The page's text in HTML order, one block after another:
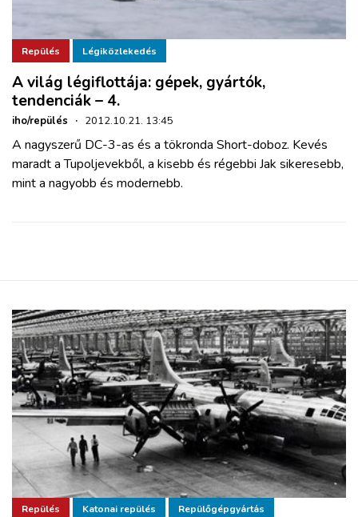
ZÖLDÚT
HAJÓZÁS
BLOG
ARCHÍVUM
REGISZTRÁCIÓ
Repülés Légiközlekedés
A világ légiflottája: gépek, gyártók,
tendenciák – 4.
iho/repülés · 2012.10.21. 13:45
A nagyszerű DC-3-as és a tökronda Short-doboz. Kevés
maradt a Tupoljevekből, a kisebb és régebbi Jak sikeresebb,
mint a nagyobb és modernebb.
Repülés Katonai repülés Repülőgépgyártás